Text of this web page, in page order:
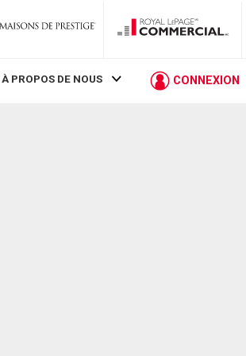
À PROPOS DE NOUS CONNEXION